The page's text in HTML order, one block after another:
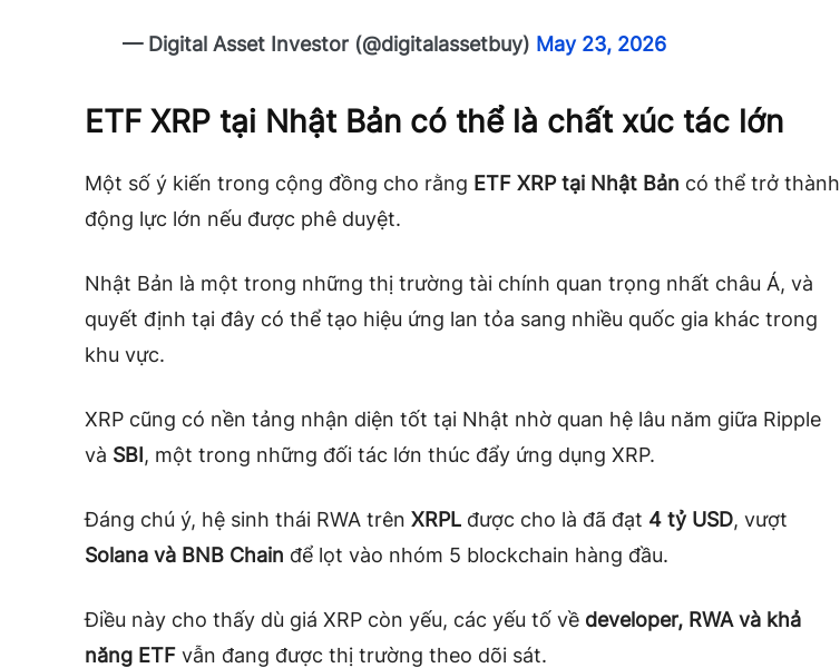
— Digital Asset Investor (@digitalassetbuy) May 23, 2026
ETF XRP tại Nhật Bản có thể là chất xúc tác lớn
Một số ý kiến trong cộng đồng cho rằng ETF XRP tại Nhật Bản có thể trở thành
động lực lớn nếu được phê duyệt.
Nhật Bản là một trong những thị trường tài chính quan trọng nhất châu Á, và
quyết định tại đây có thể tạo hiệu ứng lan tỏa sang nhiều quốc gia khác trong
khu vực.
XRP cũng có nền tảng nhận diện tốt tại Nhật nhờ quan hệ lâu năm giữa Ripple
và SBI, một trong những đối tác lớn thúc đẩy ứng dụng XRP.
Đáng chú ý, hệ sinh thái RWA trên XRPL được cho là đã đạt 4 tỷ USD, vượt
Solana và BNB Chain để lọt vào nhóm 5 blockchain hàng đầu.
Điều này cho thấy dù giá XRP còn yếu, các yếu tố về developer, RWA và khả
năng ETF vẫn đang được thị trường theo dõi sát.